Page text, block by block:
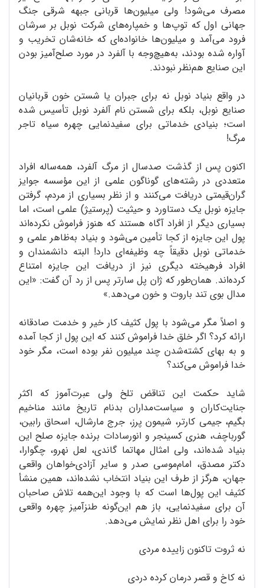
مصرف می‌شود! ولی میلیون‌ها قربانی جبهه شرقی جنگ
جهانی اول که توپ‌ها و خمپاره‌های شرکت نوبل بر سرشان
فرود می‌آمد و میلیون‌ها خانواده‌ای که خانه‌شان تخریب و
آواره شده بودند، به‌هیچ‌وجه با آلفرد در مورد صلح‌آمیز بودن
این صنایع هم‌نظر نبودند.
در واقع بنیاد نوبل نه برای جبران یا شستن خون قربانیان
صنایع نوبل، بلکه برای شستن نام آلفرد نوبل تأسیس شده
است؛ بنیادی خدماتی برای سفیدنمایی چهره سیاه تاجر
مرگ!
اکنون پس از گذشت صدسال از مرگ آلفرد، همه‌ساله افراد
متعددی در رشته‌های گوناگون علمی از این مؤسسه جوایز
گران‌قیمتی دریافت می‌کنند و از نظر بسیاری از مردم، گرفتن
جایزه نوبل یک دستاورد و حیثیت (پرستیژ) علمی است، اما
بسیاری دیگر از افراد آگاه هستند که هنوز فراموش نکرده‌اند
پول این جایزه از کجا تأمین می‌شود و بنیاد به‌ظاهر علمی و
خدماتی نوبل دقیقاً چه وظیفه‌ای دارد! البته دانشمندان و
افراد فرهیخته دیگری نیز از دریافت این جایزه امتناع
کرده‌اند. همان‌طور که ژان پل سارتر پس از رد آن گفت: «این
مدال بوی تند باروت و خون می‌دهد.»
و اصلاً مگر می‌شود با پول کثیف کار خیر و خدمت صادقانه
ارائه کرد؟ اگر خلق خدا فراموش کنند که این پول از کجا آمده
و به بهای کشته‌شدن چند میلیون نفر بوده است، مگر خود
خدا فراموش می‌کند؟
شاید حکمت این تناقض تلخ ولی عبرت‌آموز که اکثر
جنایت‌کاران و سیاست‌مداران بدنام تاریخ مانند مناخیم
بگیم، جیمی کارتر، شیمون پرز، جرج مارشال، اسحاق رابین،
گورباچف، هنری کسینجر و انورسادات برنده جایزه صلح این
بنیاد شده‌اند، ولی امثال مهاتما گاندی، لعل نهرو، چگوارا،
دکتر مصدق، امام‌موسی صدر و سایر آزادی‌خواهان واقعی
جهان، هرگز از طرف این بنیاد انتخاب نشده‌اند، همین منشأ
کثیف این پول‌ها است که با وجود این‌همه تلاش صاحبان
آن برای سفیدنمایی، باز هم این‌گونه طنزآمیز چهره واقعی
خود را برای اهل نظر نمایش می‌دهد.
نه ثروت تاکنون زاییده مردی
نه کاخ و قصر درمان کرده دردی